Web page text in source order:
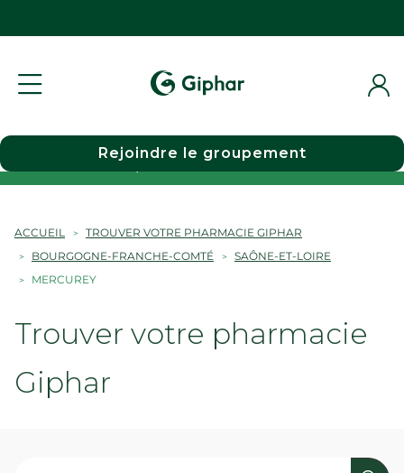
Choisir une pharmacie
Rejoindre le groupement
ACCUEIL
TROUVER VOTRE PHARMACIE GIPHAR
BOURGOGNE-FRANCHE-COMTÉ
SAÔNE-ET-LOIRE
MERCUREY
Trouver votre pharmacie
Giphar